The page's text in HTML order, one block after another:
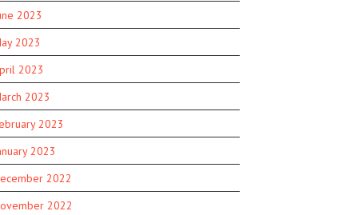
2023
2023
2023
2023
2023
2023
2022
2022